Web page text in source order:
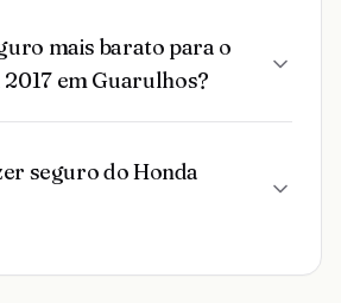
mais barato para o
em Guarulhos?
seguro do Honda